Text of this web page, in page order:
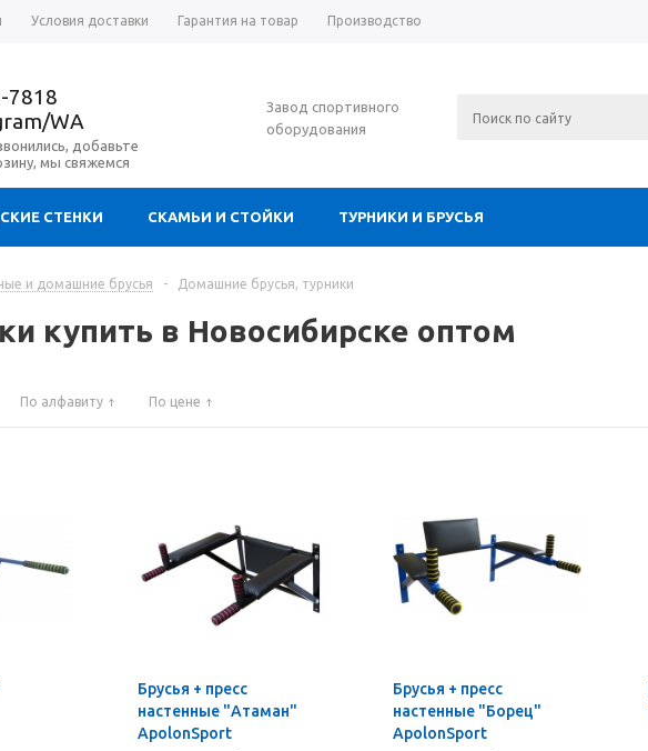
Условия доставки Гарантия на товар Производство
7818
WA
добавьте
мы свяжемся
Завод спортивного
оборудования
СТЕНКИ СКАМЬИ И СТОЙКИ ТУРНИКИ И БРУСЬЯ
и домашние брусья - Домашние брусья, турники
купить в Новосибирске оптом
По алфавиту По цене
Брусья + пресс
настенные "Атаман"
ApolonSport
Брусья + пресс
настенные "Борец"
ApolonSport